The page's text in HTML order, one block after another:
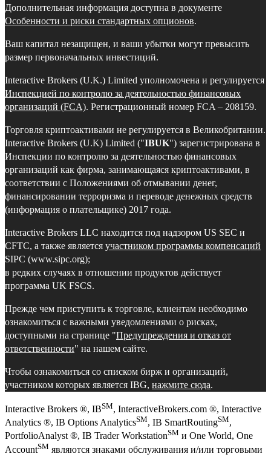
Дополнительная информация доступна в документе
Особенности и риски стандартных опционов.
Ваш капитал незащищен, и ваши убытки могут превысить
размер первоначальных инвестиций.
Interactive Brokers (U.K.) Limited уполномочена и регулируется
Инспекцией по контролю за деятельностью финансовых
организаций (FCA). Регистрационный номер FCA – 208159.
Торговля криптоактивами не регулируется в Великобритании.
Interactive Brokers (U.K) Limited ("IBUK") зарегистрирована в
Инспекции по контролю за деятельностью финансовых
организаций как фирма, занимающаяся криптоактивами, в
соответствии с Положениями об отмывании денег,
финансировании терроризма и переводе денежных средств
(информация о плательщике) 2017 года.
Interactive Brokers LLC находится под надзором US SEC и
CFTC, а также является участником программы компенсаций
SIPC (www.sipc.org);
в редких случаях в отношении продуктов действует
программа UK FSCS.
Прежде чем приступить к торговле, клиентам необходимо
ознакомиться с важными уведомлениями о рисках,
доступными на странице "Предупреждения и отказ от
ответственности" на нашем сайте.
Чтобы ознакомиться со списком бирж и организаций,
участником которых является IBG, нажмите сюда.
Interactive Brokers ®, IBSM, InteractiveBrokers.com ®, Interactive
Analytics ®, IB Options AnalyticsSM, IB SmartRoutingSM,
PortfolioAnalyst ®, IB Trader WorkstationSM и One World, One
AccountSM являются знаками обслуживания и/или торговыми